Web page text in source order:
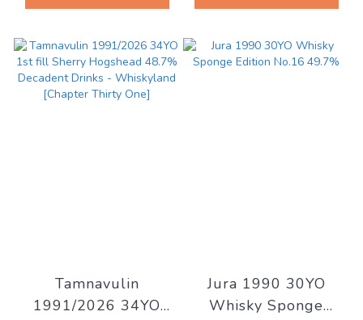
Tamnavulin
1991/2026 34YO
Jura 1990 30YO
Whisky Sponge